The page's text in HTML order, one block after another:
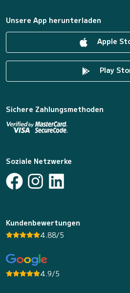
Unsere App herunterladen
Apple
Play
Sichere Zahlungsmethoden
Soziale Netzwerke
Kundenbewertungen
4.88/5
4.9/5